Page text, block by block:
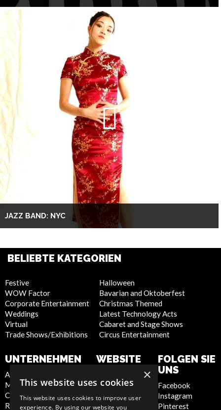
JAZZ BAND: NYC
BELIEBTE KATEGORIEN
Festive
WOW Factor
Corporate Entertainment
Weddings
Virtual
Trade Shows/Exhibitions
Halloween
Bavarian and Oktoberfest
Christmas Themed
Latest Technology Acts
Cabaret and Stage Shows
Circus Entertainment
UNTERNEHMEN
About Us
Meet the Team
Contact Us
Report Abuse
WEBSITE
Cookie Policy
Artist Sign Up
Terms and
FOLGEN SIE
UNS
Facebook
Instagram
Pinterest
×
This website uses cookies
This website uses cookies to improve user
experience. By using our website you